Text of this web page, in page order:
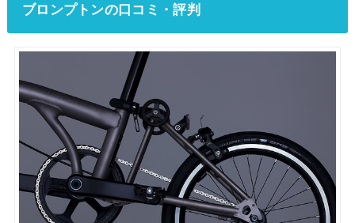
ブロンプトンの口コミ・評判